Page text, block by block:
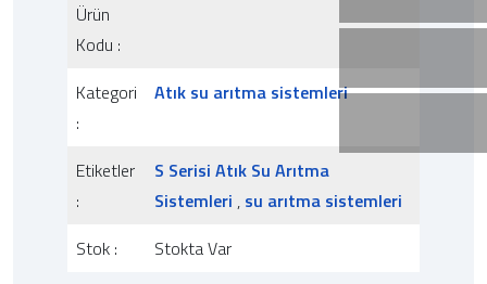
Ürün
Kodu :
Kategori
:
Atık su arıtma sistemleri
Etiketler
:
S Serisi Atık Su Arıtma
Sistemleri , su arıtma sistemleri
Stok :
Stokta Var